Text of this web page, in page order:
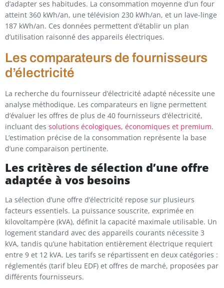
d’adapter ses habitudes. La consommation moyenne d’un four
atteint 360 kWh/an, une télévision 230 kWh/an, et un lave-linge
187 kWh/an. Ces données permettent d’établir un plan
d’utilisation raisonné des appareils électriques.
Les comparateurs de fournisseurs
d’électricité
La recherche du fournisseur d’électricité adapté nécessite une
analyse méthodique. Les comparateurs en ligne permettent
d’évaluer les offres de plus de 40 fournisseurs d’électricité,
incluant des solutions écologiques, économiques et premium.
L’estimation précise de la consommation représente la base
d’une comparaison pertinente.
Les critères de sélection d’une offre
adaptée à vos besoins
La sélection d’une offre d’électricité repose sur plusieurs
facteurs essentiels. La puissance souscrite, exprimée en
kilovoltampère (kVA), définit la capacité maximale utilisable. Un
logement standard avec des appareils courants nécessite 3
kVA, tandis qu’une habitation entièrement électrique requiert
entre 9 et 12 kVA. Les tarifs se répartissent en deux catégories :
réglementés (tarif bleu EDF) et offres de marché, proposées par
différents fournisseurs.